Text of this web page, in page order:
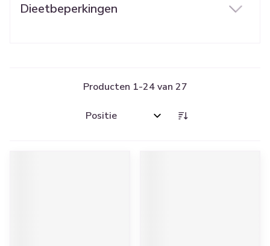
Dieetbeperkingen
Producten 1-24van 27
Sorteer op: